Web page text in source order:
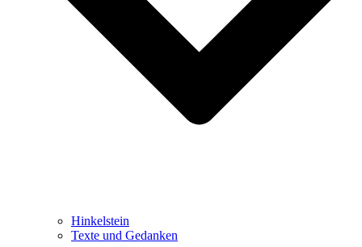
Hinkelstein
Texte und Gedanken